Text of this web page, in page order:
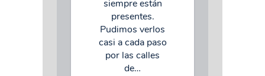
siempre están
presentes.
Pudimos verlos
casi a cada paso
por las calles
de…